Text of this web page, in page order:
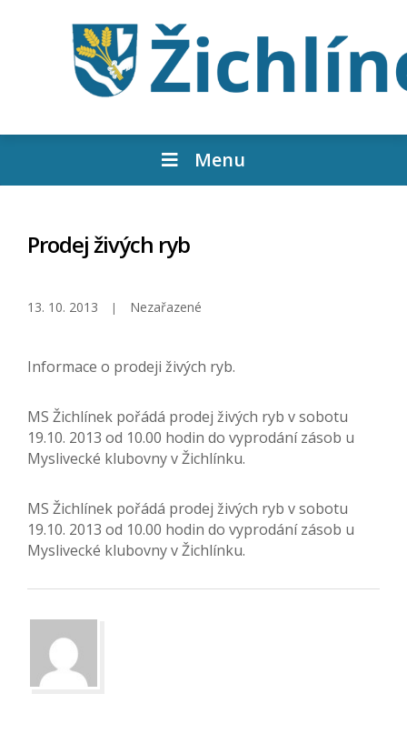
Menu
Prodej živých ryb
13. 10. 2013 Nezařazené
Informace o prodeji živých ryb.
MS Žichlínek pořádá prodej živých ryb v sobotu
19.10. 2013 od 10.00 hodin do vyprodání zásob u
Myslivecké klubovny v Žichlínku.
MS Žichlínek pořádá prodej živých ryb v sobotu
19.10. 2013 od 10.00 hodin do vyprodání zásob u
Myslivecké klubovny v Žichlínku.